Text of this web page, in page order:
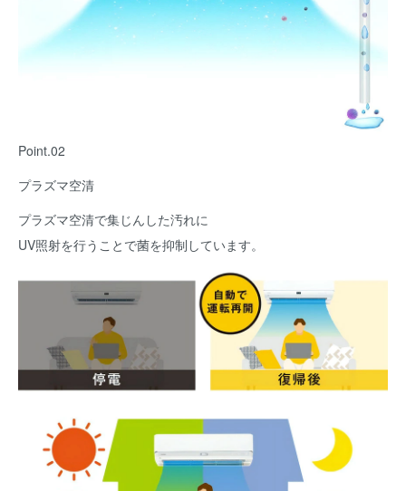
Point.02
プラズマ空清
プラズマ空清で集じんした汚れに
UV照射を行うことで菌を抑制しています。